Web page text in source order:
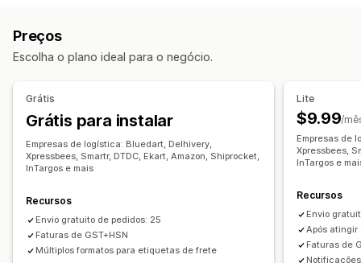
Aprovações automáticas
Janela de devolução
Motivos das devoluções
Notificações por SMS
Branding personalizado
Gestão de devoluções
Guias de remessa
Regras de frete
Sincronização de pedidos
Gerenciamento de remessas
Sincronização de pedidos
Acompanhamento em tempo real
Página de rastreamento com a marca
Notificações por e-mail
Análises de frete
Preços
Escolha o plano ideal para o negócio.
Grátis
Grátis para instalar
Empresas de logística: Bluedart, Delhivery,
Xpressbees, Smartr, DTDC, Ekart, Amazon, Shiprocket,
InTargos e mais
Recursos
Envio gratuito de pedidos: 25
Faturas de GST+HSN
Múltiplos formatos para etiquetas de frete
Lite
$9.99/
Empresas de
Xpressbees,
InTargos e
Recursos
Envio
Após
Faturas de